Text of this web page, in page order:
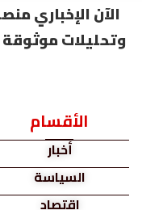
الآن الإخباري
وتحليلات
الأقسام
أخبار
السياسة
اقتصاد